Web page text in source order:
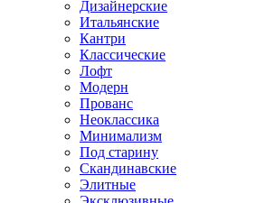
Дизайнерские
Итальянские
Кантри
Классические
Лофт
Модерн
Прованс
Неоклассика
Минимализм
Под старину
Скандинавские
Элитные